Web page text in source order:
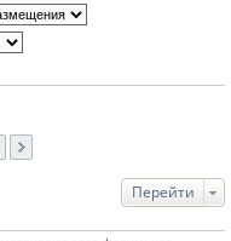
Перейти